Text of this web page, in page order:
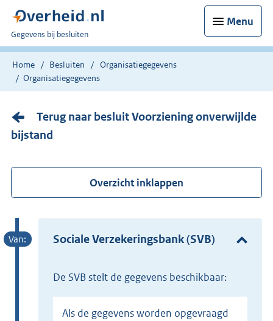
Menu
U
bent
nu
hier:
Gegevens bij besluiten
Home Besluiten
Organisatiegegevens
Organisatiegegevens
Terug naar besluit Voorziening onverwijlde
bijstand
Overzicht inklappen
Sociale Verzekeringsbank (SVB)
de SVB stelt de gegevens beschikbaar:
Als de gegevens worden opgevraagd